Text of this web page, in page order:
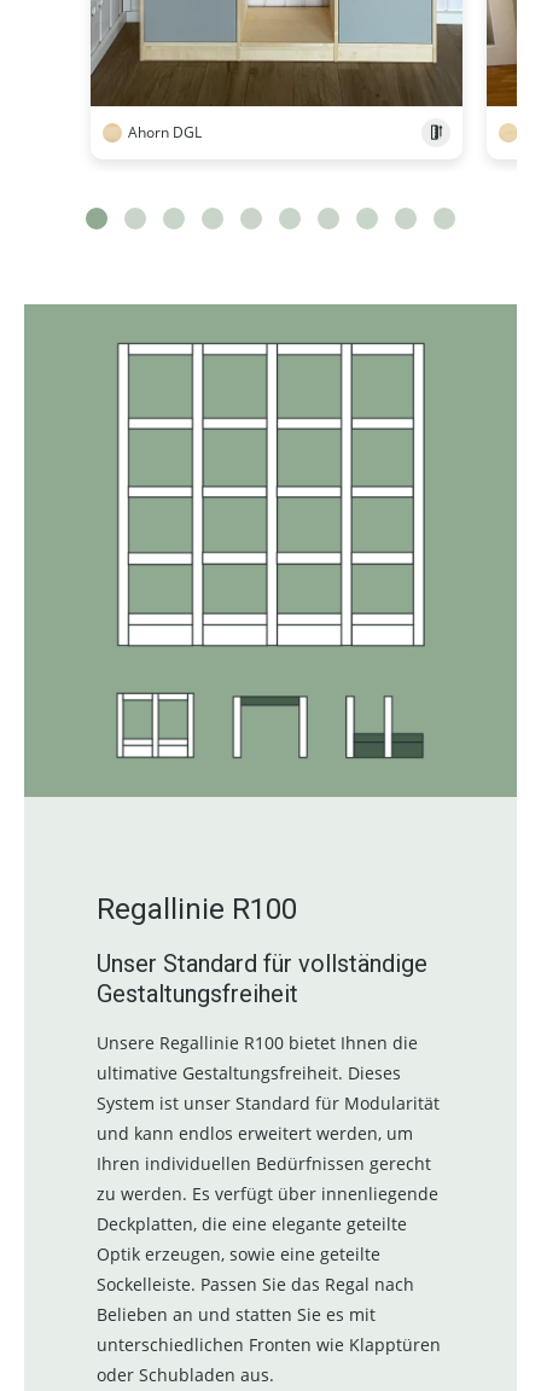
Ahorn DGL
Regallinie R100
Unser Standard für vollständige
Gestaltungsfreiheit
Unsere Regallinie R100 bietet Ihnen die
ultimative Gestaltungsfreiheit. Dieses
System ist unser Standard für Modularität
und kann endlos erweitert werden, um
Ihren individuellen Bedürfnissen gerecht
zu werden. Es verfügt über innenliegende
Deckplatten, die eine elegante geteilte
Optik erzeugen, sowie eine geteilte
Sockelleiste. Passen Sie das Regal nach
Belieben an und statten Sie es mit
unterschiedlichen Fronten wie Klapptüren
oder Schubladen aus.